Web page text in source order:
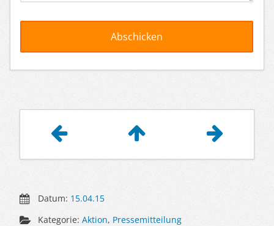
Datum: 15.04.15
Kategorie:Aktion, Pressemitteilung